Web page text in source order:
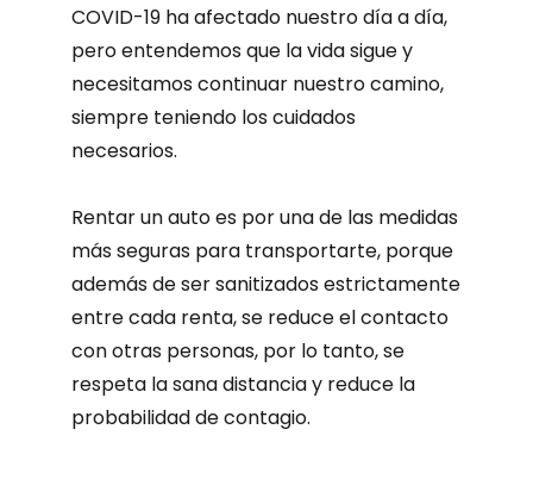
COVID-19 ha afectado nuestro día a día,
pero entendemos que la vida sigue y
necesitamos continuar nuestro camino,
siempre teniendo los cuidados
necesarios.
Rentar un auto es por una de las medidas
más seguras para transportarte, porque
además de ser sanitizados estrictamente
entre cada renta, se reduce el contacto
con otras personas, por lo tanto, se
respeta la sana distancia y reduce la
probabilidad de contagio.